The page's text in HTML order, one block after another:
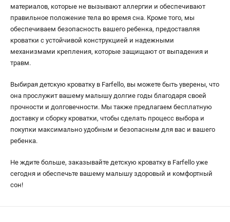
материалов, которые не вызывают аллергии и обеспечивают
правильное положение тела во время сна. Кроме того, мы
обеспечиваем безопасность вашего ребенка, предоставляя
кроватки с устойчивой конструкцией и надежными
механизмами крепления, которые защищают от выпадения и
травм.
Выбирая детскую кроватку в Farfello, вы можете быть уверены, что
она прослужит вашему малышу долгие годы благодаря своей
прочности и долговечности. Мы также предлагаем бесплатную
доставку и сборку кроватки, чтобы сделать процесс выбора и
покупки максимально удобным и безопасным для вас и вашего
ребенка.
Не ждите больше, заказывайте детскую кроватку в Farfello уже
сегодня и обеспечьте вашему малышу здоровый и комфортный
сон!